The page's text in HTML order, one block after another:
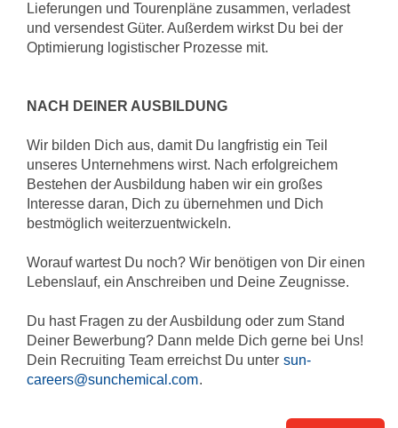
Lieferungen und Tourenpläne zusammen, verladest
und versendest Güter. Außerdem wirkst Du bei der
Optimierung logistischer Prozesse mit.
NACH DEINER AUSBILDUNG
Wir bilden Dich aus, damit Du langfristig ein Teil
unseres Unternehmens wirst. Nach erfolgreichem
Bestehen der Ausbildung haben wir ein großes
Interesse daran, Dich zu übernehmen und Dich
bestmöglich weiterzuentwickeln.
Worauf wartest Du noch? Wir benötigen von Dir einen
Lebenslauf, ein Anschreiben und Deine Zeugnisse.
Du hast Fragen zu der Ausbildung oder zum Stand
Deiner Bewerbung? Dann melde Dich gerne bei Uns!
Dein Recruiting Team erreichst Du unter sun-
careers@sunchemical.com.